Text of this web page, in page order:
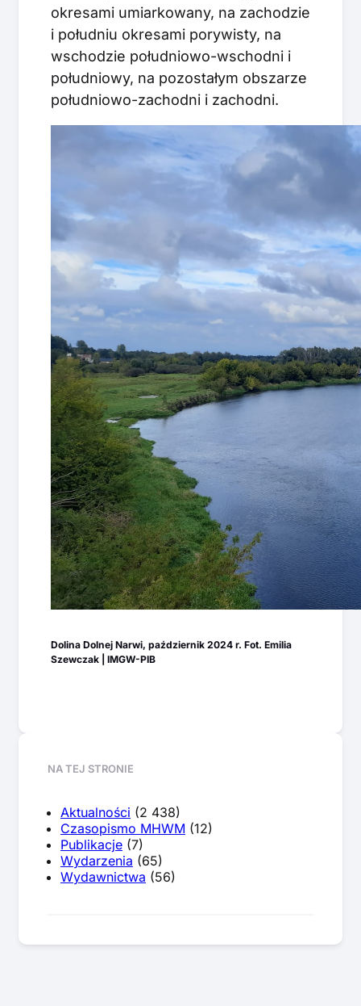
okresami umiarkowany, na zachodzie
i południu okresami porywisty, na
wschodzie południowo-wschodni i
południowy, na pozostałym obszarze
południowo-zachodni i zachodni.
Dolina Dolnej Narwi, październik 2024 r. Fot. Emilia
Szewczak | IMGW-PIB
NA TEJ STRONIE
Aktualności (2 438)
Czasopismo MHWM (12)
Publikacje (7)
Wydarzenia (65)
Wydawnictwa (56)